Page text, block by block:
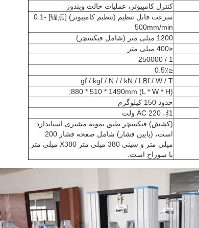
کنترل کامپیوتر، عملیات حالت ویندوز
سرعت قابل تنظیم (تنظیم کامپیوتر) [锚点] 0.1-
500mm/min
1200 میلی متر (شامل فیکسچر)
≤400 میلی متر
1 / 250000
≤0.5٪
gf / kgf / N / / kN / LBf / W / T
(L * W * H) 880 * 510 * 1490mm;
حدود 150 کیلوگرم
1∮، AC 220 ولت
(کشش) فیکسچر طبق نمونه مشتری استاندارد
است، (پایین فشار) شامل صفحه فشار 200
میلی متر و سینی 380 میلی متر X380 میلی متر
با سوراخ است.